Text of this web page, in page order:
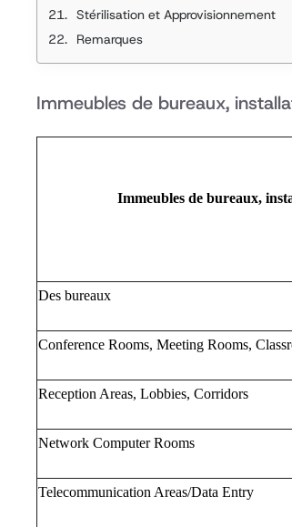
Stérilisation et Approvisionnement
Remarques
Immeubles de bureaux,
Immeubles de bureaux,
Des bureaux
Conference Rooms, Meeting Rooms,
Reception Areas, Lobbies, Corridors
Network Computer Rooms
Telecommunication Areas/Data Entry